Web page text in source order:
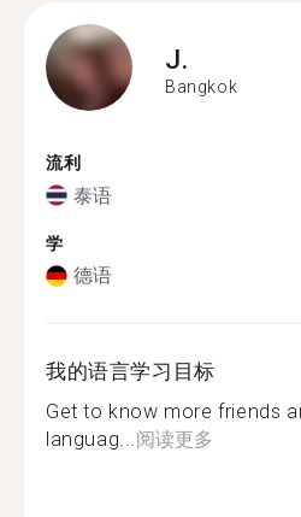
J.
Bangkok
流利
泰语
学
德语
我的语言学习目标
Get to know more friends
languag...阅读更多